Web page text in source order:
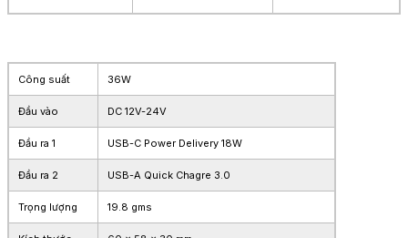
Công suất 36W
Đầu vào DC 12V-24V
Đầu ra 1 USB-C Power Delivery 18W
Đầu ra 2 USB-A Quick Chagre 3.0
Trọng lượng 19.8 gms